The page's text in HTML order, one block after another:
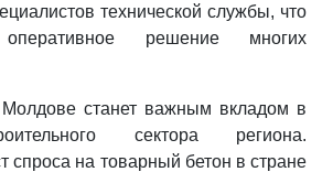
технической службы, что
оперативное решение многих
станет важным вкладом в
сектора региона.
спроса на товарный бетон в стране